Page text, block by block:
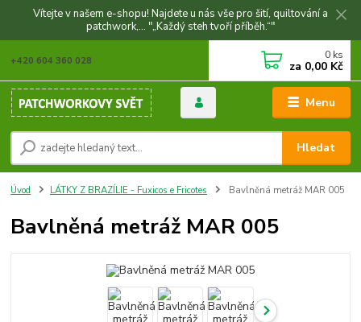
Vítejte v našem e-shopu! Najdete u nás vše pro šití, quiltování a
patchwork,... "„Každý steh tvoří příběh.“"
Menu
Hledat
+420 604 360 028 0 ks
za 0,00 Kč
Úvod LÁTKY Z BRAZÍLIE - Fuxicos e Fricotes Bavlněná metráž MAR 005
Bavlněná metráž MAR 005